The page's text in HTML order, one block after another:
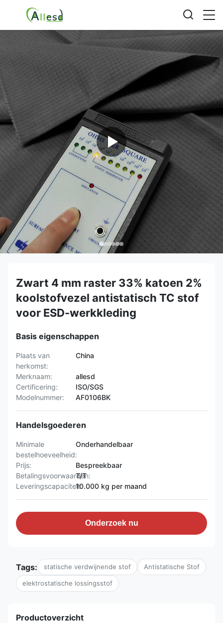
Zwart 4 mm raster 33% katoen 2%
koolstofvezel antistatisch TC stof
voor ESD-werkkleding
Basis eigenschappen
Plaats van
herkomst:
China
Merknaam:
allesd
Certificering:
ISO/SGS
Modelnummer:
AF0106BK
Handelsgoederen
Minimale
bestelhoeveelheid:
Onderhandelbaar
Prijs:
Bespreekbaar
Betalingsvoorwaarden:
T/T
Leveringscapaciteit:10.000 kg per maand
Onderzoek nu
Tags: statische verdwijnende stof Antistatische Stof
elektrostatische lossingsstof
Productoverzicht